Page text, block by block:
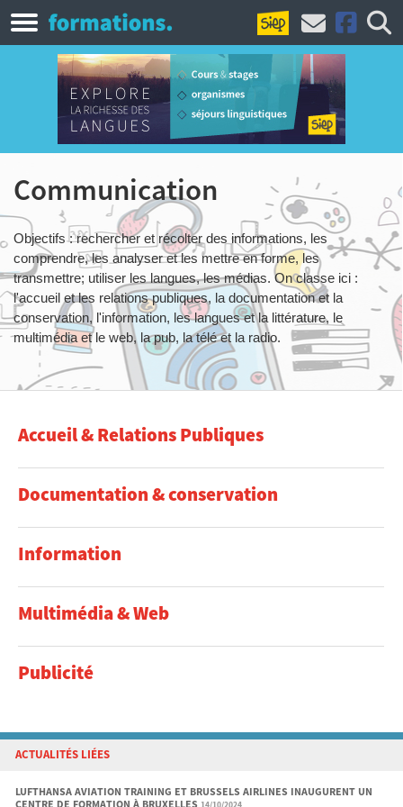
Communication
Objectifs : rechercher et récolter des informations, les
comprendre, les analyser et les mettre en forme, les
transmettre; utiliser les langues, les médias. On classe ici :
l'accueil et les relations publiques, la documentation et la
conservation, l'information, les langues et la littérature, le
multimédia et le web, la pub, la télé et la radio.
Accueil & Relations Publiques
Documentation & conservation
Information
Multimédia & Web
Publicité
ACTUALITÉS LIÉES
LUFTHANSA AVIATION TRAINING ET BRUSSELS AIRLINES INAUGURENT UN